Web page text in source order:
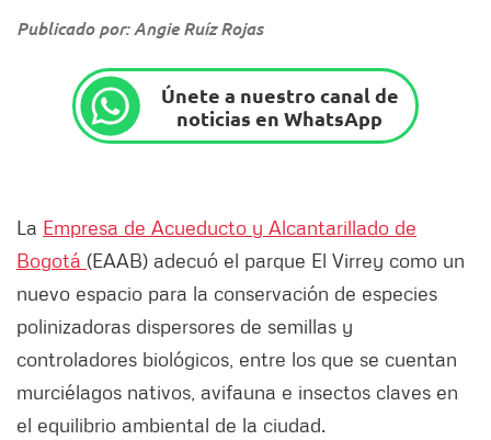
Publicado por: Angie Ruíz Rojas
Únete a nuestro canal de
noticias en WhatsApp
La Empresa de Acueducto y Alcantarillado de
Bogotá (EAAB) adecuó el parque El Virrey como un
nuevo espacio para la conservación de especies
polinizadoras dispersores de semillas y
controladores biológicos, entre los que se cuentan
murciélagos nativos, avifauna e insectos claves en
el equilibrio ambiental de la ciudad.